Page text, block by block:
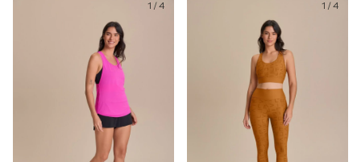
1 /4 1 /4